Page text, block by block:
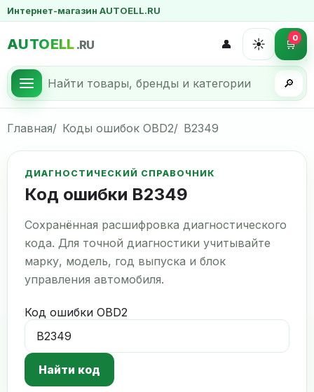
Интернет-магазин AUTOELL.RU
AUTOELL .RU
🔎
👤 ☀️ 🛒0
Главная Коды ошибок OBD2 B2349
ДИАГНОСТИЧЕСКИЙ СПРАВОЧНИК
Код ошибки B2349
Сохранённая расшифровка диагностического
кода. Для точной диагностики учитывайте
марку, модель, год выпуска и блок
управления автомобиля.
Код ошибки OBD2
Найти код